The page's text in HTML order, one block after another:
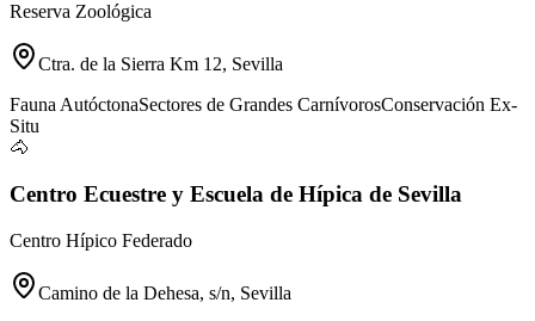
Reserva Zoológica
Ctra. de la Sierra Km 12, Sevilla
Fauna AutóctonaSectores de Grandes CarnívorosConservación Ex-
Situ
🐴
Centro Ecuestre y Escuela de Hípica de Sevilla
Centro Hípico Federado
Camino de la Dehesa, s/n, Sevilla